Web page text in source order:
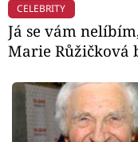
CELEBRITY
Já se vám
Marie Růžičková